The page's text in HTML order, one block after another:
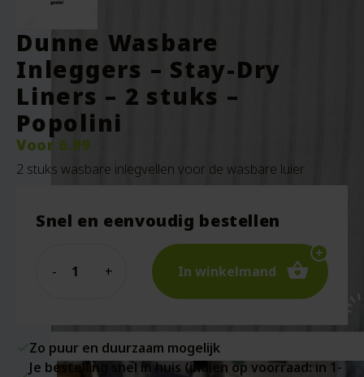
Dunne Wasbare
Inleggers – Stay-Dry
Liners – 2 stuks –
Popolini
Voor 6.99
2 stuks wasbare inlegvellen voor de wasbare luier
Snel en eenvoudig bestellen
In winkelmand
Zo puur en duurzaam mogelijk
Je bestelling snel in huis (indien op voorraad: in 1-